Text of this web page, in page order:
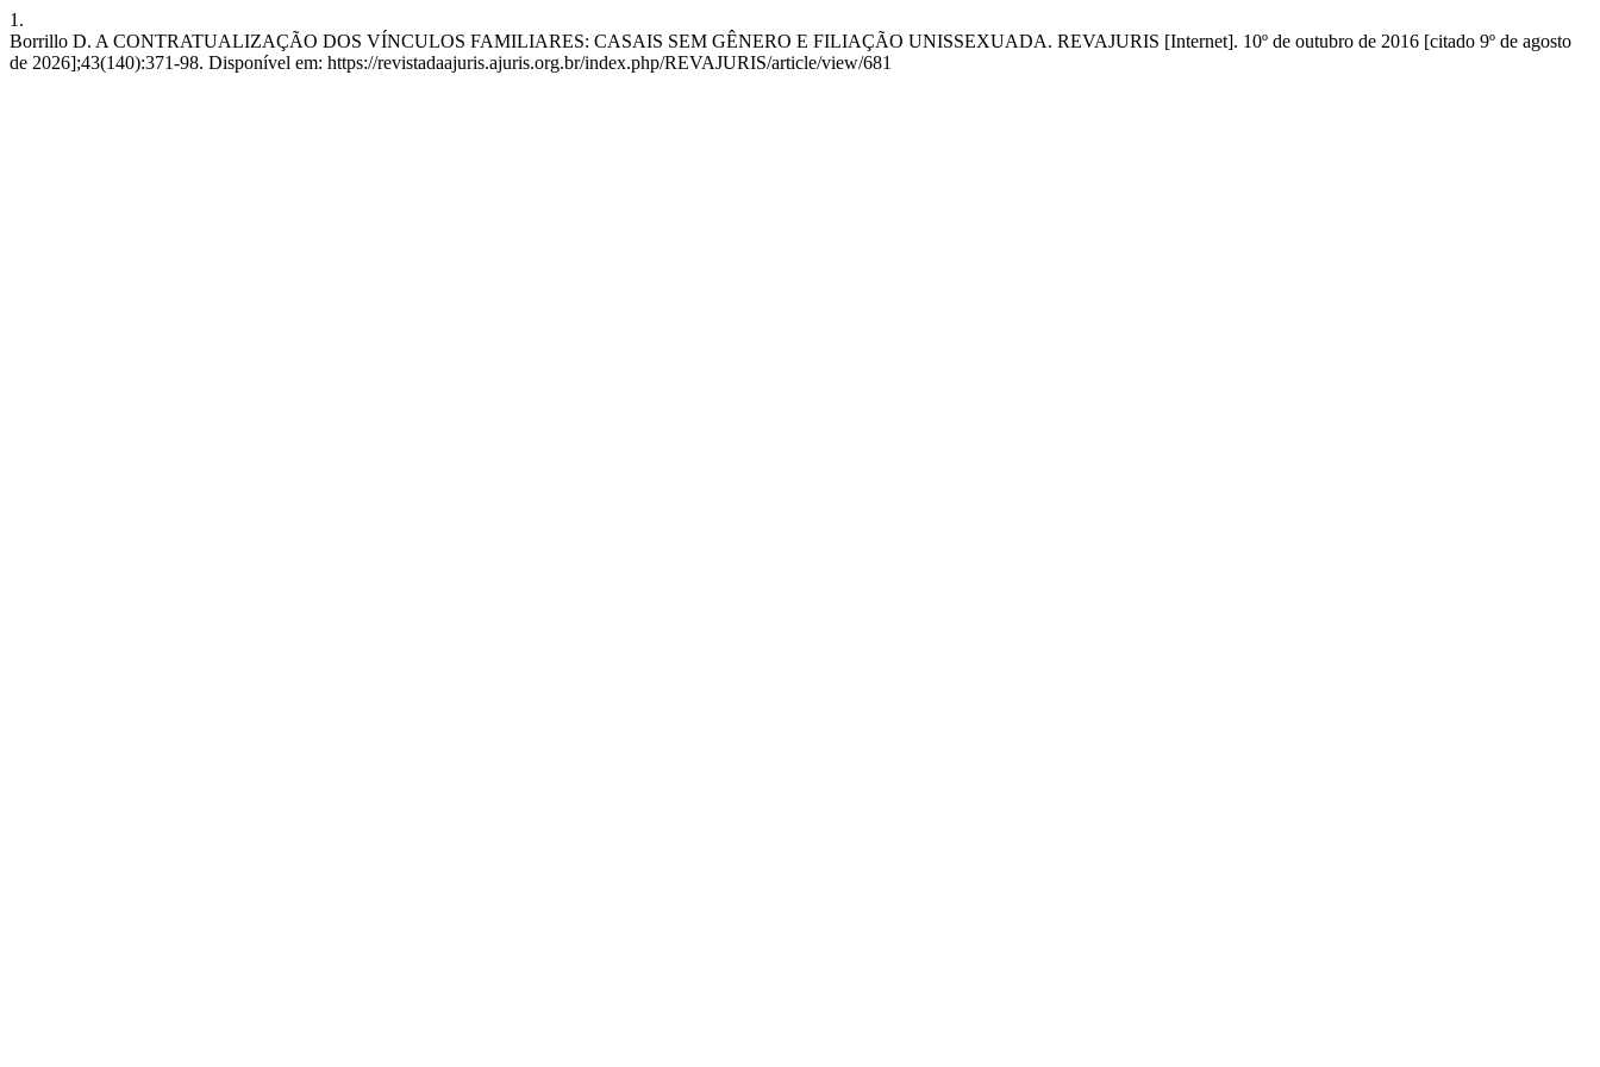
1.
Borrillo D. A CONTRATUALIZAÇÃO DOS VÍNCULOS FAMILIARES: CASAIS SEM GÊNERO E FILIAÇÃO UNISSEXUADA. REVAJURIS [Internet]. 10º de outubro de 2016 [citado 9º de agosto
de 2026];43(140):371-98. Disponível em: https://revistadaajuris.ajuris.org.br/index.php/REVAJURIS/article/view/681